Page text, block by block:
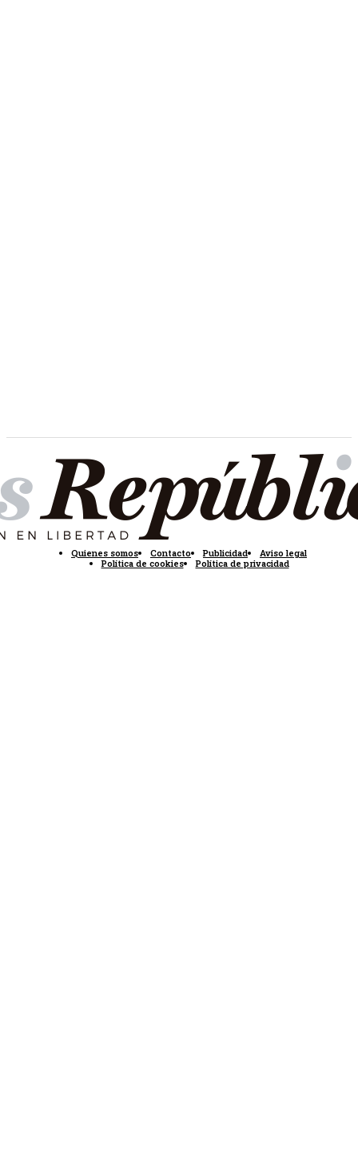
Quienes somos Contacto Publicidad
Aviso legal
Política de cookies
Política de privacidad